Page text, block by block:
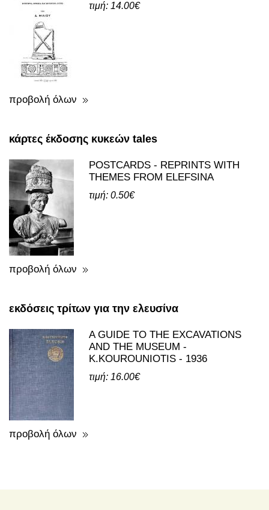
τιμή: 14.00€
προβολή όλων
κάρτες έκδοσης κυκεών tales
POSTCARDS - REPRINTS WITH
THEMES FROM ELEFSINA
τιμή: 0.50€
προβολή όλων
εκδόσεις τρίτων για την ελευσίνα
A GUIDE TO THE EXCAVATIONS
AND THE MUSEUM -
K.KOUROUNIOTIS - 1936
τιμή: 16.00€
προβολή όλων